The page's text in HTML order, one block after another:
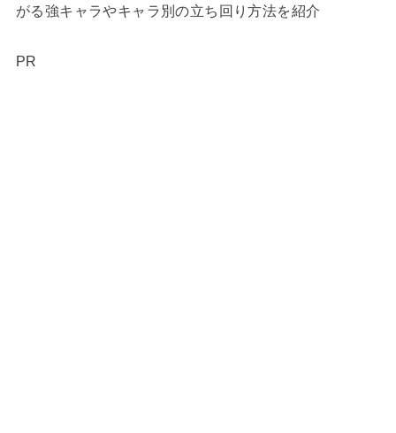
がる強キャラやキャラ別の立ち回り方法を紹介
PR